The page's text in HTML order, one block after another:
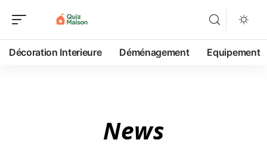
Décoration Interieure Déménagement Equipement
News